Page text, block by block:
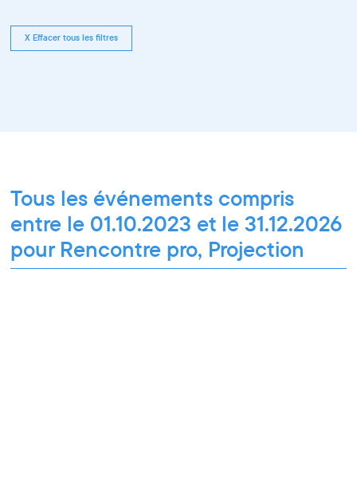
X Effacer tous les filtres
Tous les événements compris
entre le 01.10.2023 et le 31.12.2026
pour Rencontre pro, Projection